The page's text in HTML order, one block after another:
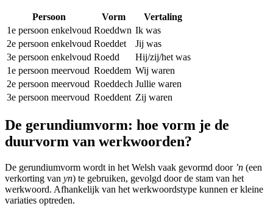
Persoon Vorm
Vertaling
1e persoon enkelvoud Roeddwn Ik was
2e persoon enkelvoud Roeddet
Jij was
3e persoon enkelvoud Roedd
Hij/zij/het was
1e persoon meervoud Roeddem Wij waren
2e persoon meervoud Roeddech Jullie waren
3e persoon meervoud Roeddent Zij waren
De gerundiumvorm: hoe vorm je de
duurvorm van werkwoorden?
De gerundiumvorm wordt in het Welsh vaak gevormd door ’n (een
verkorting van yn) te gebruiken, gevolgd door de stam van het
werkwoord. Afhankelijk van het werkwoordstype kunnen er kleine
variaties optreden.